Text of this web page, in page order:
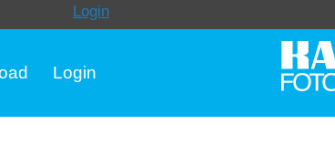
Login
Login